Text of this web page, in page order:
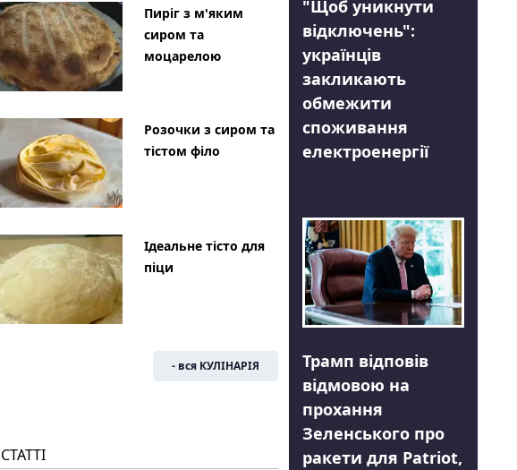
Пиріг з м'яким
сиром та
моцарелою
Розочки з сиром та
тістом філо
Ідеальне тісто для
піци
- вся КУЛІНАРІЯ
СТАТТІ
"Щоб уникнути
відключень":
українців
закликають
обмежити
споживання
електроенергії
Трамп відповів
відмовою на
прохання
Зеленського про
ракети для Patriot,